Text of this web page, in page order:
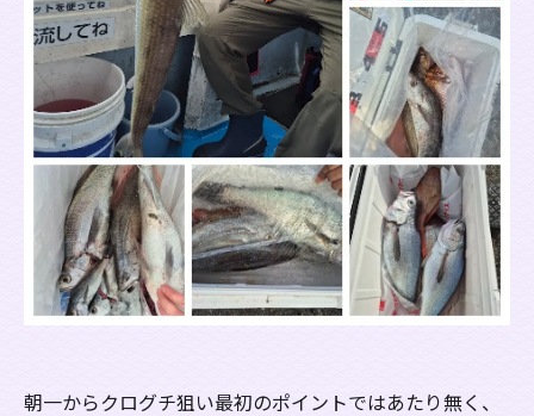
朝一からクログチ狙い最初のポイントではあたり無く、